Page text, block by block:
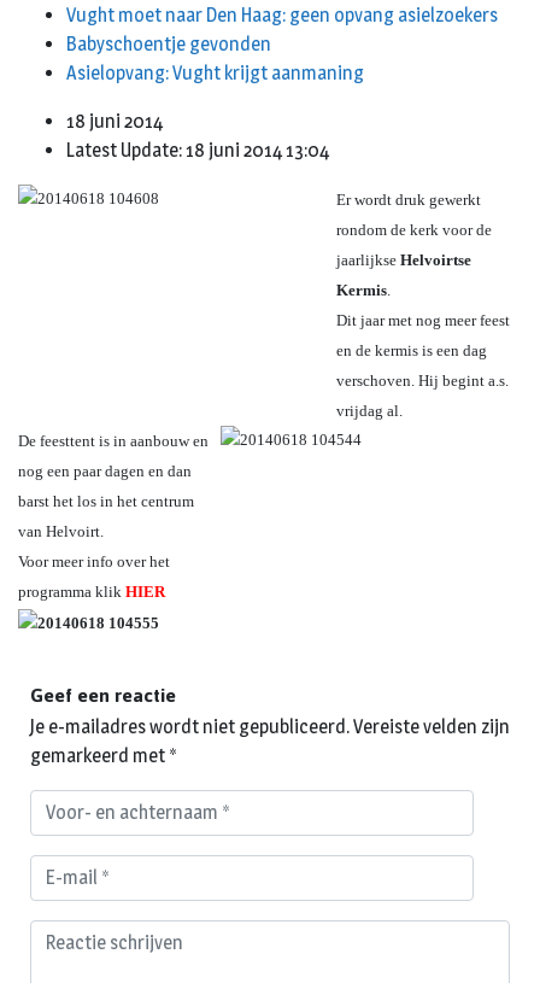
Vught moet naar Den Haag: geen opvang asielzoekers
Babyschoentje gevonden
Asielopvang: Vught krijgt aanmaning
18 juni 2014
Latest Update: 18 juni 2014 13:04
Er wordt druk gewerkt
rondom de kerk voor de
jaarlijkse Helvoirtse
Kermis.
Dit jaar met nog meer feest
en de kermis is een dag
verschoven. Hij begint a.s.
vrijdag al.
De feesttent is in aanbouw en
nog een paar dagen en dan
barst het los in het centrum
van Helvoirt.
Voor meer info over het
programma klik HIER
Geef een reactie
Je e-mailadres wordt niet gepubliceerd.Vereiste velden zijn
gemarkeerd met *